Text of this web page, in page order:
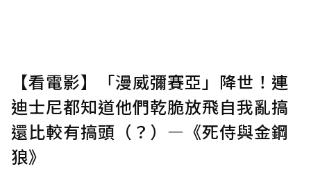
【看電影】「漫威彌賽亞」降世！連
迪士尼都知道他們乾脆放飛自我亂搞
還比較有搞頭（？）—《死侍與金鋼
狼》